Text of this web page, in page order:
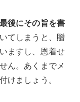
後にその旨を書
てしまうと、贈
ますし、恩着せ
ん。あくまでメ
けましょう。